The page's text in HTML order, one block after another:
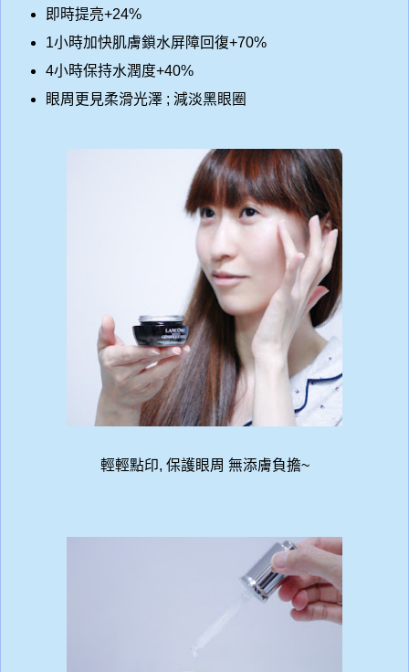
即時提亮+24%
1小時加快肌膚鎖水屏障回復+70%
4小時保持水潤度+40%
眼周更見柔滑光澤 ; 減淡黑眼圈
輕輕點印, 保護眼周 無添膚負擔~